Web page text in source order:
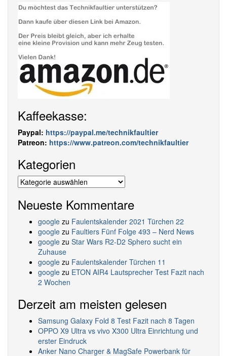
Kaffeekasse:
Paypal: https://paypal.me/technikfaultier
Patreon: https://www.patreon.com/technikfaultier
Kategorien
Kategorien
Neueste Kommentare
google zu Faulentskalender 2021 Türchen 22
google zu Faultiers Fünf Folge 493 – Nerd News
google zu Star Wars R2-D2 Sphero sucht ein
Zuhause
google zu Faulentskalender Türchen 11
google zu ETON AIR4 Lautsprecher Test Fazit nach
2 Wochen
Derzeit am meisten gelesen
Samsung Galaxy Fold 8 Test Fazit nach 8 Tagen
OPPO X9 Ultra vs vivo X300 Ultra Einrichtung und
erster Eindruck
Anker Nano Charger & MagSafe Powerbank für